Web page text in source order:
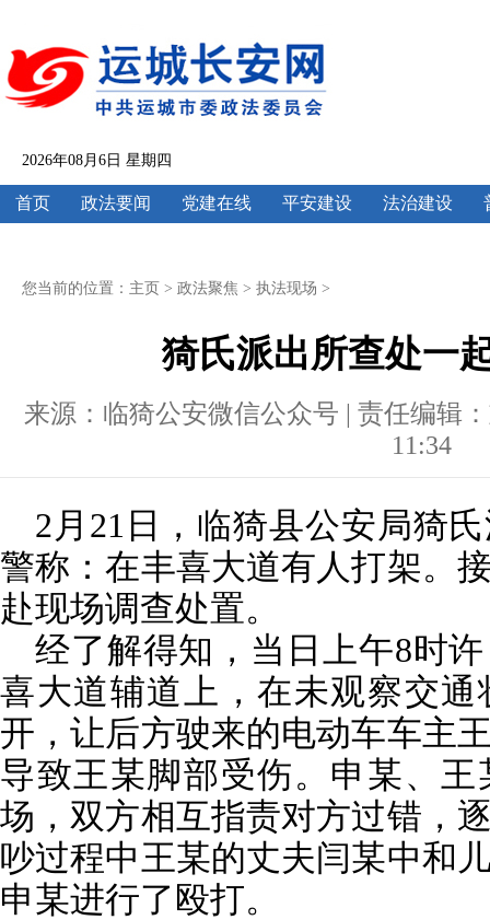
2026年08月6日 星期四
首页 政法要闻 党建在线 平安建设 法治建设
您当前的位置： 主页 > 政法聚焦 > 执法现场 >
猗氏派出所查处一
来源：临猗公安微信公众号 | 责任编辑
11:34
2月21日，临猗县公安局猗
警称：在丰喜大道有人打架。
赴现场调查处置。
经了解得知，当日上午8时
喜大道辅道上，在未观察交
开，让后方驶来的电动车车主
导致王某脚部受伤。申某、
场，双方相互指责对方过错，
吵过程中王某的丈夫闫某中和
申某进行了殴打。